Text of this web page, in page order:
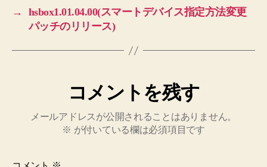
→
hsbox1.01.04.00(スマートデバイス指定方法変更
パッチのリリース)
コメントを残す
メールアドレスが公開されることはありません。
※ が付いている欄は必須項目です